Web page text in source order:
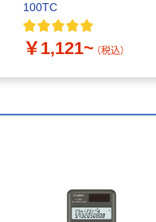
100TC
￥1,121~ （税込）